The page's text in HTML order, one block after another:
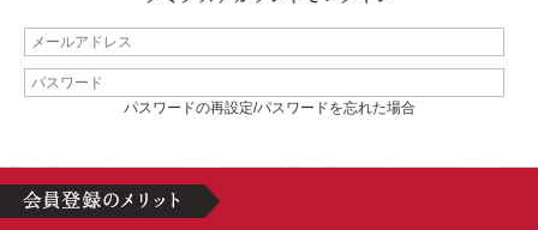
パスワードの再設定/パスワードを忘れた場合